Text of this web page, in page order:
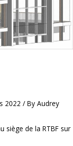
2022 / By Audrey
siège de la RTBF sur